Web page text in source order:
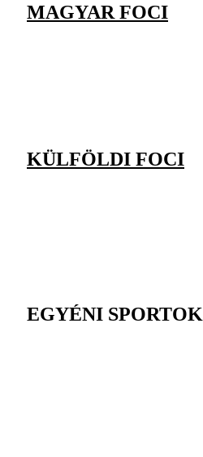
MAGYAR FOCI
KÜLFÖLDI FOCI
EGYÉNI SPORTOK